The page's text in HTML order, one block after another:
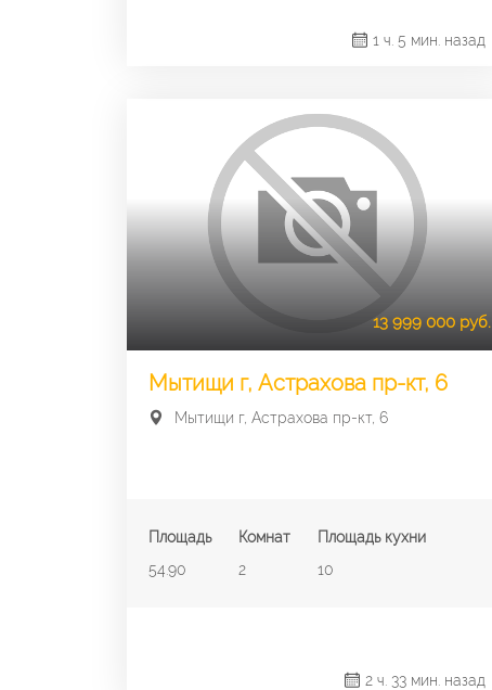
1 ч. 5 мин. назад
13 999 000 руб.
Мытищи г, Астрахова пр-кт, 6
Мытищи г, Астрахова пр-кт, 6
Площадь
54.90
Комнат
2
Площадь кухни
10
2 ч. 33 мин. назад